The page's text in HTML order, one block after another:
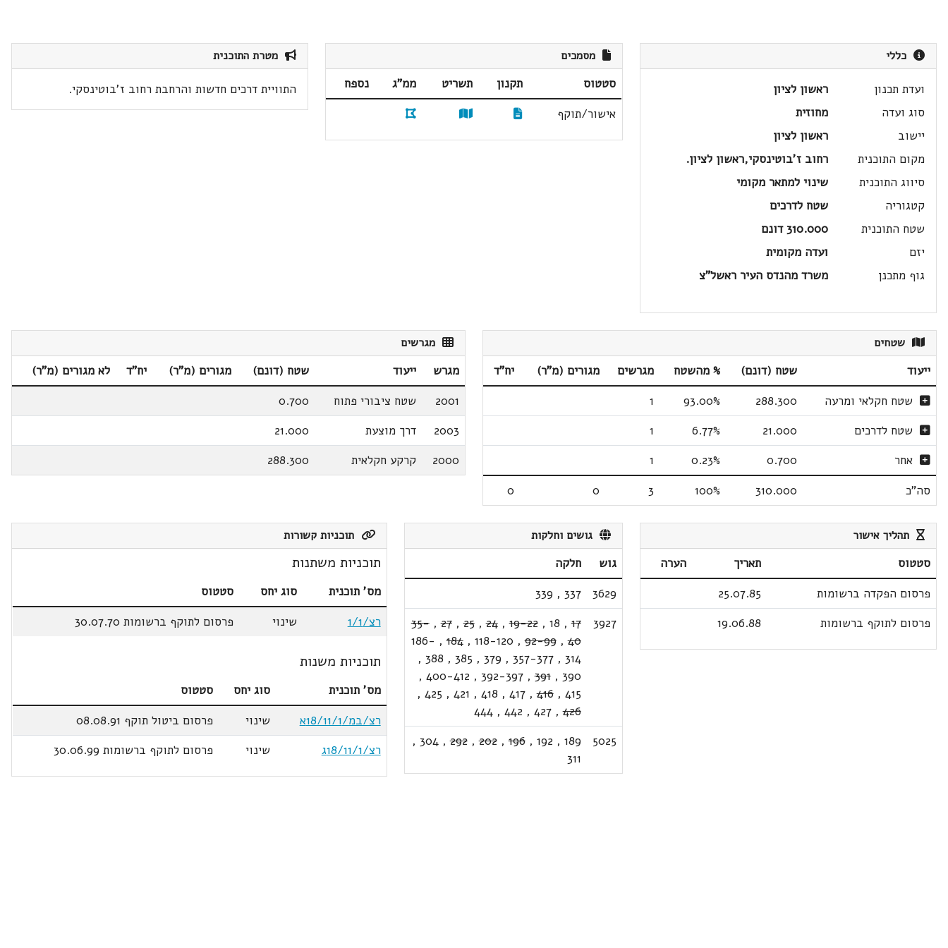
כללי
ועדת תכנון
ראשון לציון
סוג ועדה
מחוזית
יישוב
ראשון לציון
מקום התוכנית
רחוב ז'בוטינסקי,ראשון לציון.
סיווג התוכנית
שינוי למתאר מקומי
קטגוריה
שטח לדרכים
שטח התוכנית
310.000 דונם
יזם
ועדה מקומית
גוף מתכנן
משרד מהנדס העיר ראשל"צ
מסמכים
סטטוס תקנון תשריט ממ"ג
נספח
אישור/תוקף
מטרת התוכנית
התוויית דרכים חדשות והרחבת רחוב ז'בוטינסקי.
שטחים
ייעוד שטח (דונם) % מהשטח מגרשים מגורים (מ"ר)
יח"ד
שטח חקלאי ומרעה
288.300
93.00%
1
שטח לדרכים
21.000
6.77%
1
אחר
0.700
0.23%
1
סה"כ
310.000
100%
3
0
0
מגרשים
מגרש ייעוד שטח (דונם) מגורים (מ"ר) יח"ד
לא מגורים (מ"ר)
2001
שטח ציבורי פתוח
0.700
2003
דרך מוצעת
21.000
2000
קרקע חקלאית 288.300
תהליך אישור
סטטוס תאריך
הערה
פרסום הפקדה ברשומות
25.07.85
פרסום לתוקף ברשומות
19.06.88
גושים וחלקות
גוש
חלקה
3629
337
,
339
3927
17
,
18
,
19-22
,
24
,
25
,
27
,
35-
40
,
92-99
,
118-120
,
184
,
186-
314
,
357-377
,
379
,
385
,
388
,
390
,
391
,
392-397
,
400-412
,
415
,
416
,
417
,
418
,
421
,
425
,
426
,
427
,
442
,
444
5025
189
,
192
,
196
,
202
,
292
,
304
,
311
תוכניות קשורות
תוכניות משתנות
מס' תוכנית סוג יחס
סטטוס
רצ/1/1
שינוי פרסום לתוקף ברשומות 30.07.70
תוכניות משנות
מס' תוכנית סוג יחס
סטטוס
רצ/במ/18/11/1א
שינוי
פרסום ביטול תוקף 08.08.91
רצ/18/11/1ג
שינוי פרסום לתוקף ברשומות 30.06.99